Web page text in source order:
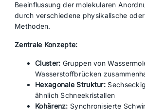
Beeinflussung der molekularen
durch verschiedene physikalische
Methoden.
Zentrale Konzepte:
Cluster: Gruppen von
Wasserstoffbrücken
Hexagonale Struktur:
ähnlich Schneekristallen
Kohärenz: Synchronisierte